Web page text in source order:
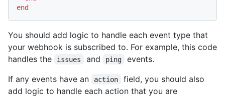
end
You should add logic to handle each event type that
your webhook is subscribed to. For example, this code
handles the
issues and ping
events.
If any events have an
action
field, you should also
add logic to handle each action that you are